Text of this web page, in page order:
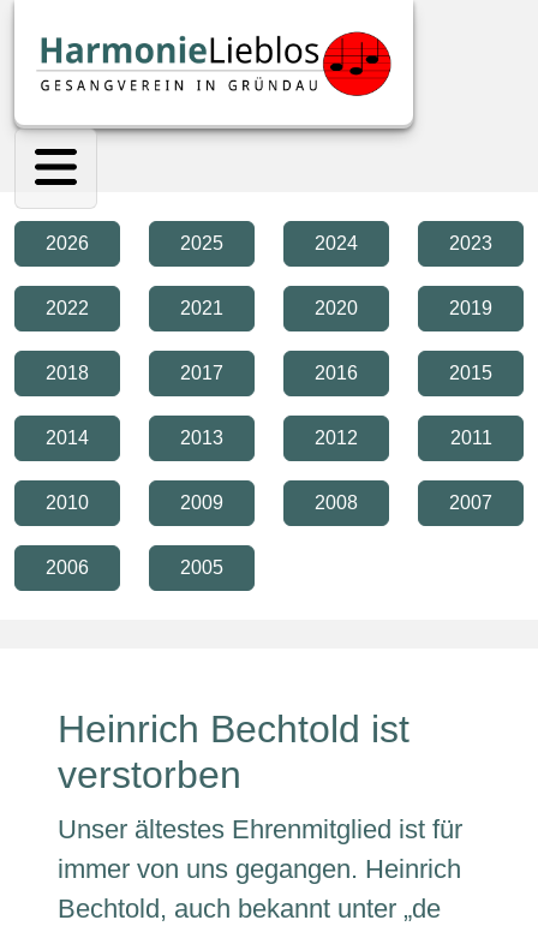
2026 2025 2024 2023
2022 2021 2020 2019
2018 2017 2016 2015
2014 2013 2012 2011
2010 2009 2008 2007
2006 2005
Heinrich Bechtold ist
verstorben
Unser ältestes Ehrenmitglied ist für
immer von uns gegangen. Heinrich
Bechtold, auch bekannt unter „de